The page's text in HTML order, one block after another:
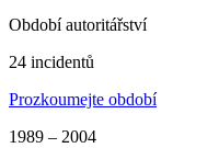
Období autoritářství
24 incidentů
Prozkoumejte období
1989 – 2004